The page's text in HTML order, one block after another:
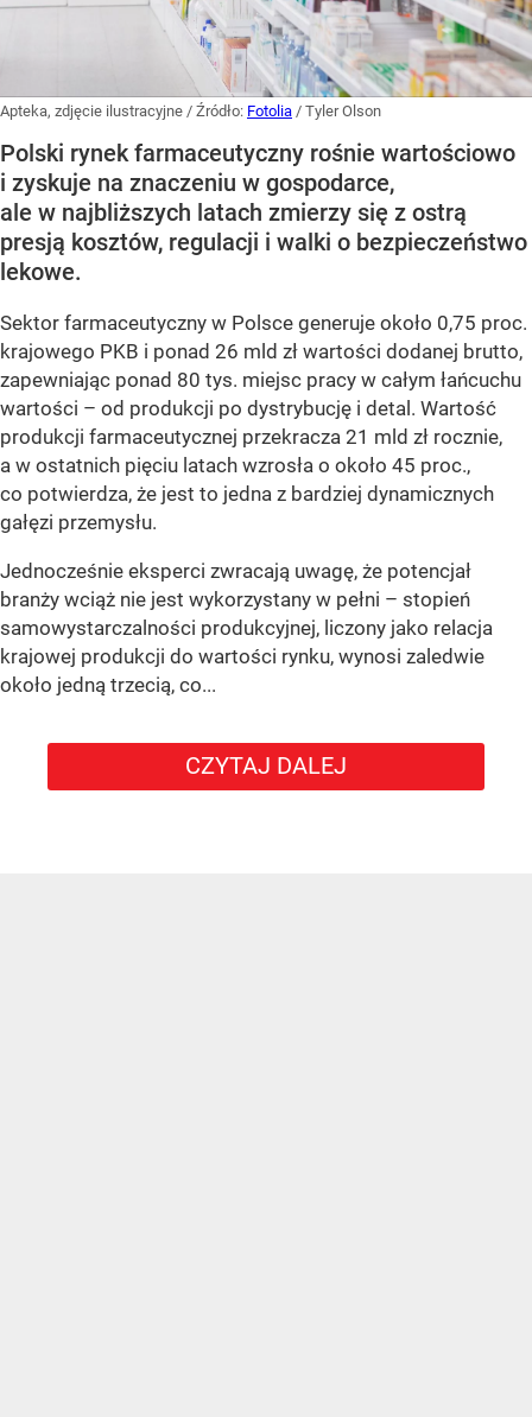
Apteka, zdjęcie ilustracyjne / Źródło: Fotolia / Tyler Olson
Polski rynek farmaceutyczny rośnie wartościowo
i zyskuje na znaczeniu w gospodarce,
ale w najbliższych latach zmierzy się z ostrą
presją kosztów, regulacji i walki o bezpieczeństwo
lekowe.
Sektor farmaceutyczny w Polsce generuje około 0,75 proc.
krajowego PKB i ponad 26 mld zł wartości dodanej brutto,
zapewniając ponad 80 tys. miejsc pracy w całym łańcuchu
wartości – od produkcji po dystrybucję i detal. Wartość
produkcji farmaceutycznej przekracza 21 mld zł rocznie,
a w ostatnich pięciu latach wzrosła o około 45 proc.,
co potwierdza, że jest to jedna z bardziej dynamicznych
gałęzi przemysłu.
Jednocześnie eksperci zwracają uwagę, że potencjał
branży wciąż nie jest wykorzystany w pełni – stopień
samowystarczalności produkcyjnej, liczony jako relacja
krajowej produkcji do wartości rynku, wynosi zaledwie
około jedną trzecią, co...
CZYTAJ DALEJ